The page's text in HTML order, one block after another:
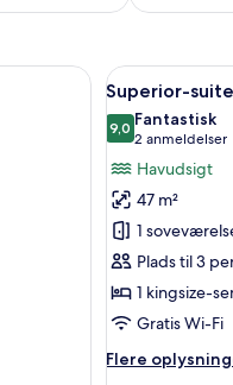
skrivebord, stol, sofa,
Indlæs
alle
billeder
af
Superior-
suite
-
havudsigt
11
Superior-
9,09,0 ud af 10
Fantastisk
2 anmeldelser
(2
anmeldelser)
Havudsigt
47 m²
1
Plads til 3
1 kingsize-
Gratis Wi-Fi
Flere
Flere